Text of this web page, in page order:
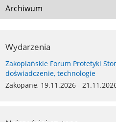
Archiwum
Wydarzenia
Zakopiańskie Forum Protetyki
doświadczenie, technologie
Zakopane, 19.11.2026 -